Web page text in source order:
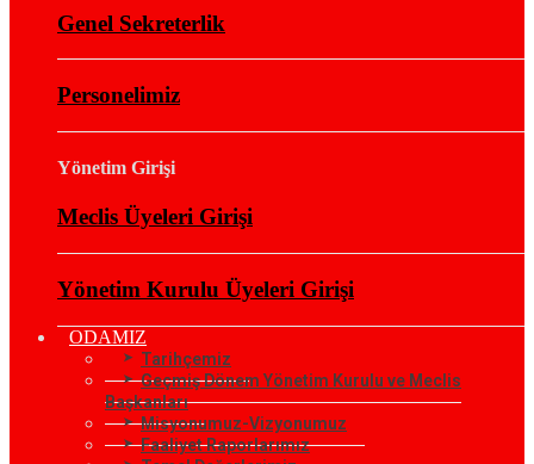
Genel Sekreterlik
Personelimiz
Yönetim Girişi
Meclis Üyeleri Girişi
Yönetim Kurulu Üyeleri Girişi
ODAMIZ
Tarihçemiz
Geçmiş Dönem Yönetim Kurulu ve Meclis
Başkanları
Misyonumuz-Vizyonumuz
Faaliyet Raporlarımız